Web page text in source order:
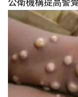
公衛機構提高警